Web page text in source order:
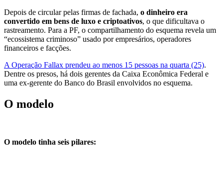
Depois de circular pelas firmas de fachada, o dinheiro era
convertido em bens de luxo e criptoativos, o que dificultava o
rastreamento. Para a PF, o compartilhamento do esquema revela um
“ecossistema criminoso” usado por empresários, operadores
financeiros e facções.
A Operação Fallax prendeu ao menos 15 pessoas na quarta (25).
Dentre os presos, há dois gerentes da Caixa Econômica Federal e
uma ex-gerente do Banco do Brasil envolvidos no esquema.
O modelo
O modelo tinha seis pilares: